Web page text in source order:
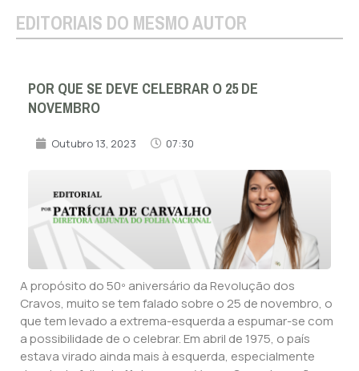
EDITORIAIS DO MESMO AUTOR
POR QUE SE DEVE CELEBRAR O 25 DE
NOVEMBRO
Outubro 13, 2023 07:30
A propósito do 50º aniversário da Revolução dos
Cravos, muito se tem falado sobre o 25 de novembro, o
que tem levado a extrema-esquerda a espumar-se com
a possibilidade de o celebrar. Em abril de 1975, o país
estava virado ainda mais à esquerda, especialmente